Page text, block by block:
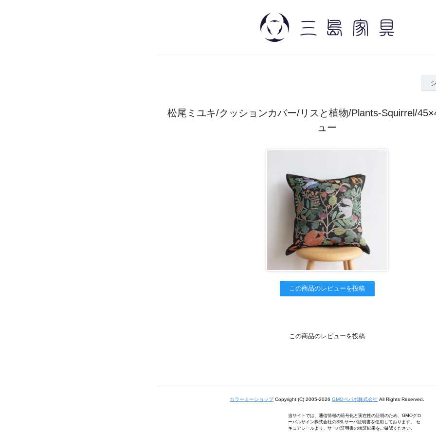
松尾ミユキ/クッションカバー/リスと植物/Plants-Squirrel/
ュー
この商品のレビューを投稿
この商品のレビューを投稿
カラーミーショップCopyright (C) 2005-2026 GMOペパボ株式会社 All Rights Reserved.
当サイトでは、通信情報の暗号化と実在性の証明のため、GMOグロ
ーバルサイン株式会社のSSLサーバ証明書を使用しております。 セ
キュアシールより、サーバ証明書の検証結果をご確認ください。